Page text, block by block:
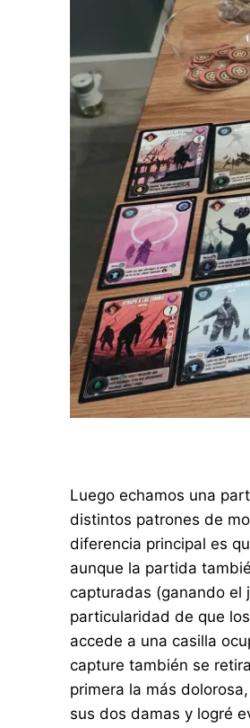
Luego echamos una
distintos patrones de
diferencia principal es
aunque la partida
capturadas (ganando el
particularidad de que
accede a una casilla
capture también se
primera la más
sus dos damas y logré